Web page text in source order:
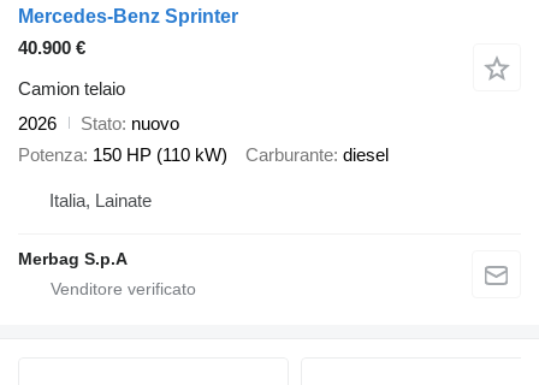
Mercedes-Benz Sprinter
40.900 €
Camion telaio
2026
Stato nuovo
Potenza 150 HP (110 kW) Carburante diesel
Italia, Lainate
Merbag S.p.A